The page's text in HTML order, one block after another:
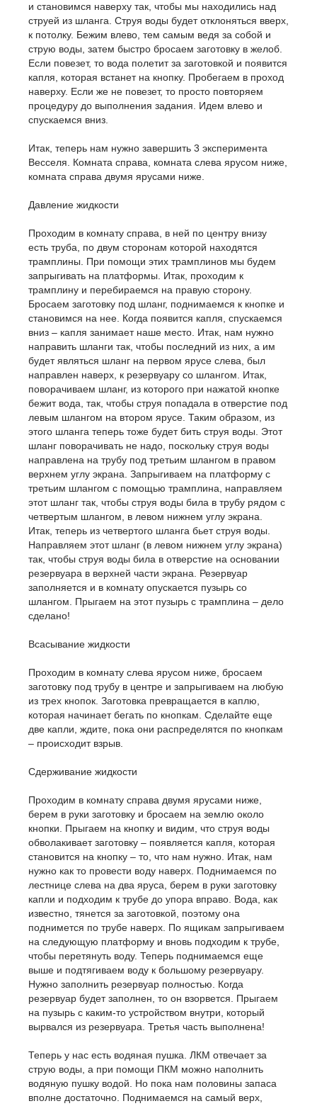
и становимся наверху так, чтобы мы находились над
струей из шланга. Струя воды будет отклоняться вверх,
к потолку. Бежим влево, тем самым ведя за собой и
струю воды, затем быстро бросаем заготовку в желоб.
Если повезет, то вода полетит за заготовкой и появится
капля, которая встанет на кнопку. Пробегаем в проход
наверху. Если же не повезет, то просто повторяем
процедуру до выполнения задания. Идем влево и
спускаемся вниз.
Итак, теперь нам нужно завершить 3 эксперимента
Весселя. Комната справа, комната слева ярусом ниже,
комната справа двумя ярусами ниже.
Давление жидкости
Проходим в комнату справа, в ней по центру внизу
есть труба, по двум сторонам которой находятся
трамплины. При помощи этих трамплинов мы будем
запрыгивать на платформы. Итак, проходим к
трамплину и перебираемся на правую сторону.
Бросаем заготовку под шланг, поднимаемся к кнопке и
становимся на нее. Когда появится капля, спускаемся
вниз – капля занимает наше место. Итак, нам нужно
направить шланги так, чтобы последний из них, а им
будет являться шланг на первом ярусе слева, был
направлен наверх, к резервуару со шлангом. Итак,
поворачиваем шланг, из которого при нажатой кнопке
бежит вода, так, чтобы струя попадала в отверстие под
левым шлангом на втором ярусе. Таким образом, из
этого шланга теперь тоже будет бить струя воды. Этот
шланг поворачивать не надо, поскольку струя воды
направлена на трубу под третьим шлангом в правом
верхнем углу экрана. Запрыгиваем на платформу с
третьим шлангом с помощью трамплина, направляем
этот шланг так, чтобы струя воды била в трубу рядом с
четвертым шлангом, в левом нижнем углу экрана.
Итак, теперь из четвертого шланга бьет струя воды.
Направляем этот шланг (в левом нижнем углу экрана)
так, чтобы струя воды била в отверстие на основании
резервуара в верхней части экрана. Резервуар
заполняется и в комнату опускается пузырь со
шлангом. Прыгаем на этот пузырь с трамплина – дело
сделано!
Всасывание жидкости
Проходим в комнату слева ярусом ниже, бросаем
заготовку под трубу в центре и запрыгиваем на любую
из трех кнопок. Заготовка превращается в каплю,
которая начинает бегать по кнопкам. Сделайте еще
две капли, ждите, пока они распределятся по кнопкам
– происходит взрыв.
Сдерживание жидкости
Проходим в комнату справа двумя ярусами ниже,
берем в руки заготовку и бросаем на землю около
кнопки. Прыгаем на кнопку и видим, что струя воды
обволакивает заготовку – появляется капля, которая
становится на кнопку – то, что нам нужно. Итак, нам
нужно как то провести воду наверх. Поднимаемся по
лестнице слева на два яруса, берем в руки заготовку
капли и подходим к трубе до упора вправо. Вода, как
известно, тянется за заготовкой, поэтому она
поднимется по трубе наверх. По ящикам запрыгиваем
на следующую платформу и вновь подходим к трубе,
чтобы перетянуть воду. Теперь поднимаемся еще
выше и подтягиваем воду к большому резервуару.
Нужно заполнить резервуар полностью. Когда
резервуар будет заполнен, то он взорвется. Прыгаем
на пузырь с каким-то устройством внутри, который
вырвался из резервуара. Третья часть выполнена!
Теперь у нас есть водяная пушка. ЛКМ отвечает за
струю воды, а при помощи ПКМ можно наполнить
водяную пушку водой. Но пока нам половины запаса
вполне достаточно. Поднимаемся на самый верх,